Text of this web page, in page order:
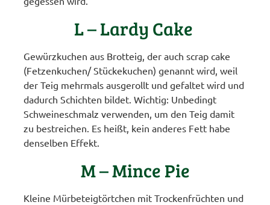
L – Lardy Cake
Gewürzkuchen aus Brotteig, der auch scrap cake
(Fetzenkuchen/ Stückekuchen) genannt wird, weil
der Teig mehrmals ausgerollt und gefaltet wird und
dadurch Schichten bildet. Wichtig: Unbedingt
Schweineschmalz verwenden, um den Teig damit
zu bestreichen. Es heißt, kein anderes Fett habe
denselben Effekt.
M – Mince Pie
Kleine Mürbeteigtörtchen mit Trockenfrüchten und